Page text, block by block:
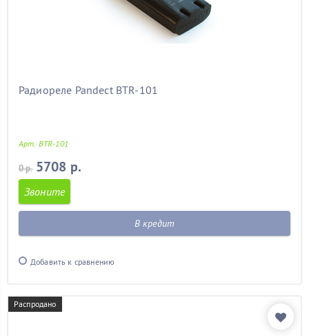
Радиореле Pandect BTR-101
Арт. BTR-101
0 р. 5708 р.
Звоните
В кредит
Добавить к сравнению
Распродано